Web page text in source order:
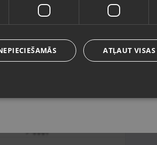
Latvian
ATĻAUT